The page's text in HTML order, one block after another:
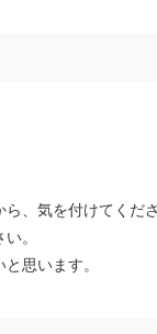
、気を付けてくださ
。
思います。